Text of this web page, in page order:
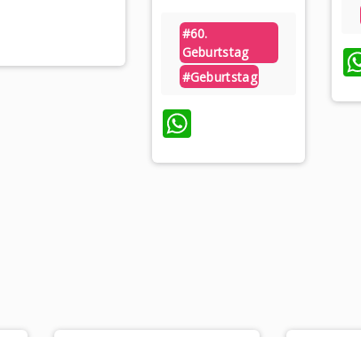
#60.
Geburtstag
#geburtstag